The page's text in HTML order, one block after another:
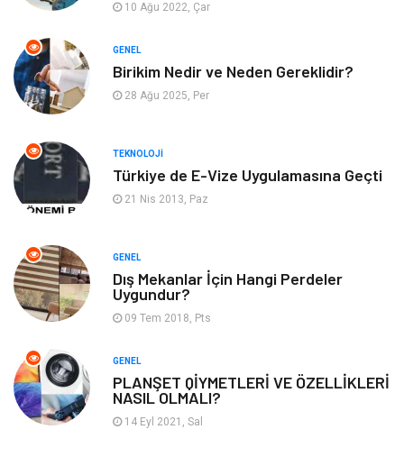
Tatil
Webmaster Araçları
Görsel
Hediyelik Eşya Kültür
Anahtar Kelime Penguen
Hosting
10 Ağu 2022, Çar
GENEL
Birikim Nedir ve Neden Gereklidir?
28 Ağu 2025, Per
TEKNOLOJI
Türkiye de E-Vize Uygulamasına Geçti
21 Nis 2013, Paz
GENEL
Dış Mekanlar İçin Hangi Perdeler
Uygundur?
09 Tem 2018, Pts
GENEL
PLANŞET QİYMETLERİ VE ÖZELLİKLERİ
NASIL OLMALI?
14 Eyl 2021, Sal